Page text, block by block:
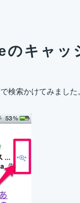
キャッ
検索かけてみまし